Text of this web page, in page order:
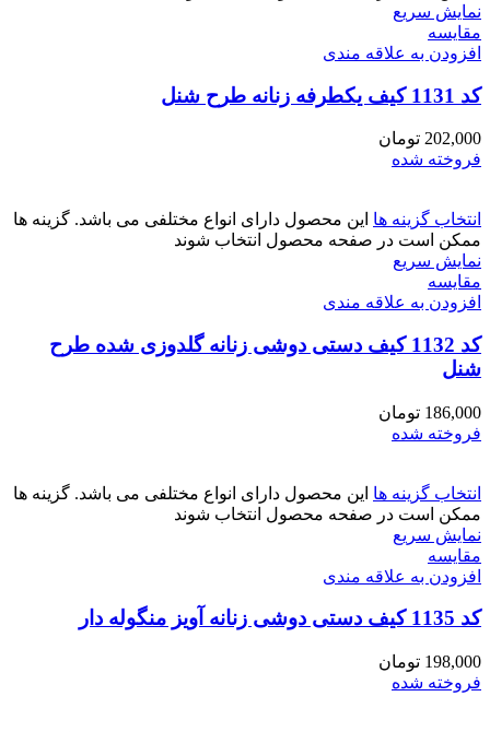
نمایش سریع
مقايسه
افزودن به علاقه مندی
کد 1131 کیف یکطرفه زنانه طرح شنل
202,000 تومان
فروخته شده
انتخاب گزینه ها این محصول دارای انواع مختلفی می باشد. گزینه ها
ممکن است در صفحه محصول انتخاب شوند
نمایش سریع
مقايسه
افزودن به علاقه مندی
کد 1132 کیف دستی دوشی زنانه گلدوزی شده طرح
شنل
186,000 تومان
فروخته شده
انتخاب گزینه ها این محصول دارای انواع مختلفی می باشد. گزینه ها
ممکن است در صفحه محصول انتخاب شوند
نمایش سریع
مقايسه
افزودن به علاقه مندی
کد 1135 کیف دستی دوشی زنانه آویز منگوله دار
198,000 تومان
فروخته شده